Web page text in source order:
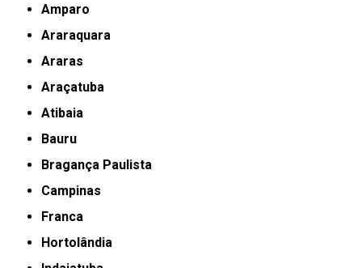
Amparo
Araraquara
Araras
Araçatuba
Atibaia
Bauru
Bragança Paulista
Campinas
Franca
Hortolândia